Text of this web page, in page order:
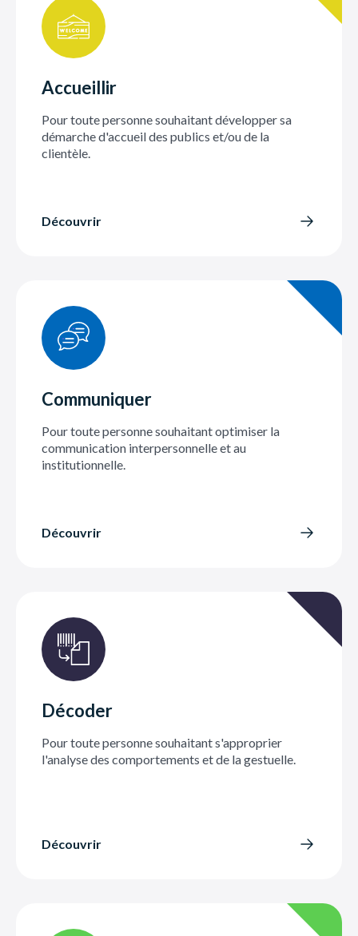
Accueillir
Pour toute personne souhaitant développer sa
démarche d'accueil des publics et/ou de la
clientèle.
Découvrir
Communiquer
Pour toute personne souhaitant optimiser la
communication interpersonnelle et au
institutionnelle.
Découvrir
Décoder
Pour toute personne souhaitant s'approprier
l'analyse des comportements et de la gestuelle.
Découvrir